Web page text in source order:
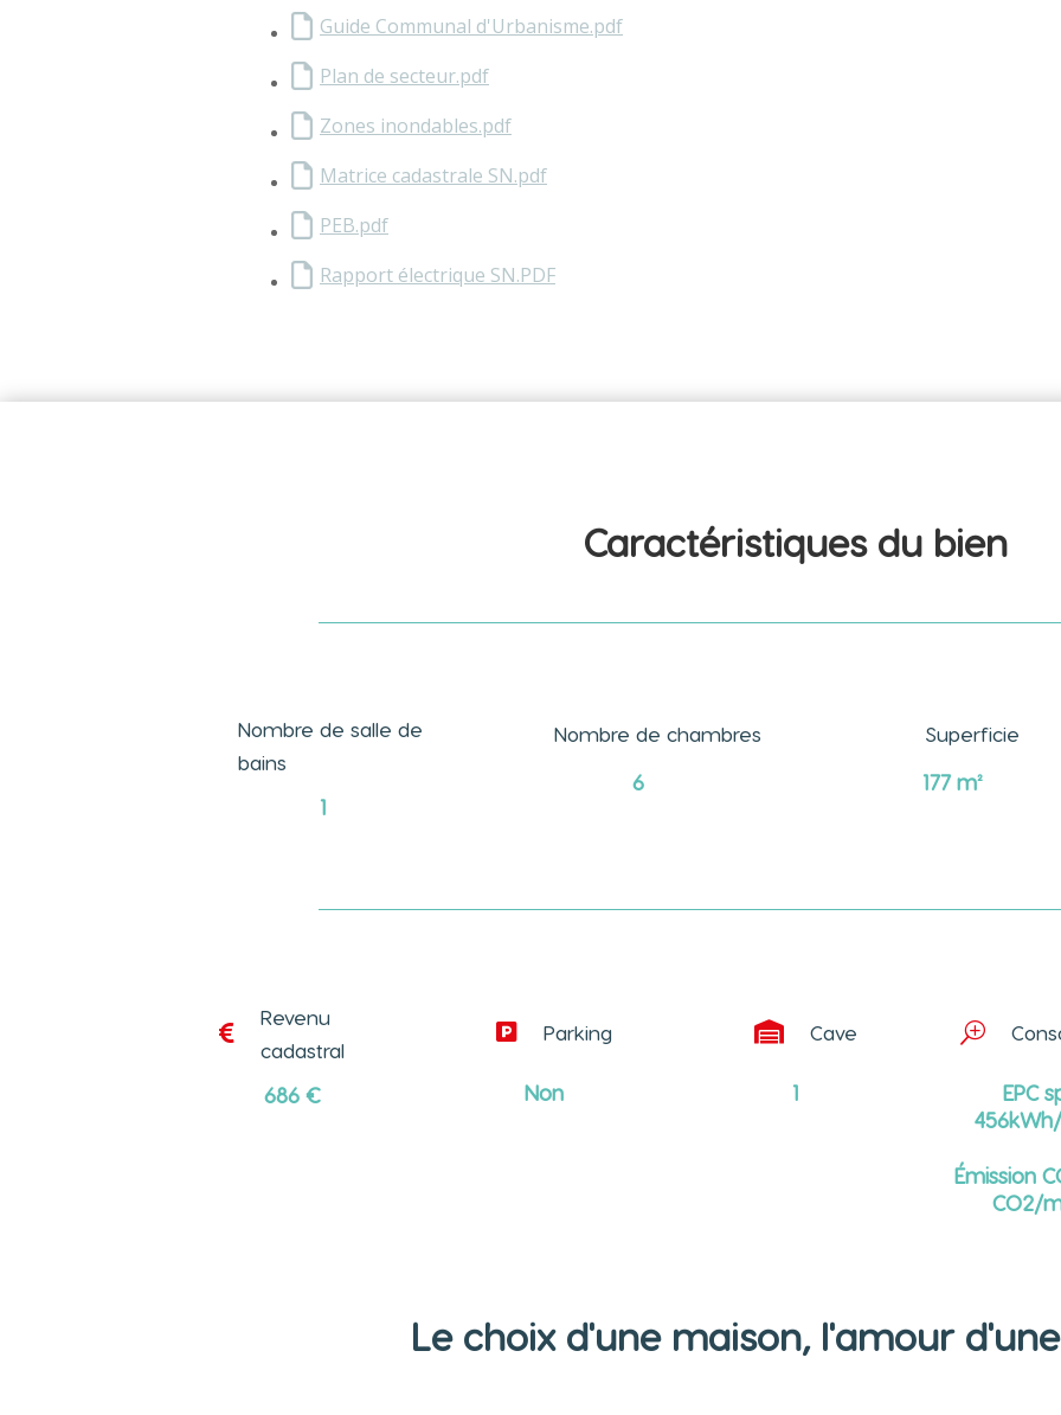
Guide Communal d'Urbanisme.pdf
Plan de secteur.pdf
Zones inondables.pdf
Matrice cadastrale SN.pdf
PEB.pdf
Rapport électrique SN.PDF
Caractéristiques du bien
Nombre de salle de
bains
1
Nombre de chambres
6
Superficie
177m²

Revenu
cadastral
686 €
 Parking
Non
 Cave
1
T
EPC
Émission
CO2/
Le choix d'une maison, l'amour